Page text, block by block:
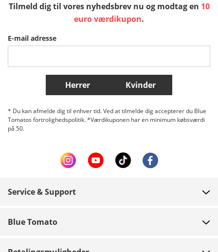
Slovenija
Belgique (Français) Danmark Norge
Flere lande
Tilmeld dig til vores nyhedsbrev nu og modtag en 10
euro værdikupon.
E-mail adresse
Herrer Kvinder
* Du kan afmelde dig til enhver tid. Ved at tilmelde dig accepterer du Blue
Tomatos fortrolighedspolitik. *Værdikuponen har en minimum købsværdi
på 50.
Service & Support
Betaling
Blue Tomato